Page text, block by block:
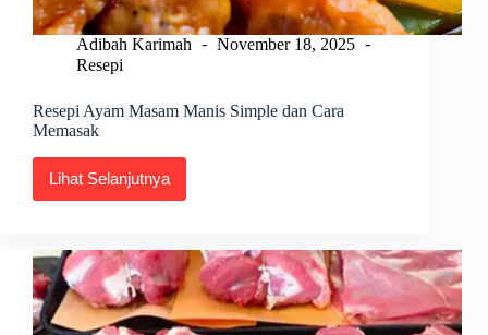
Adibah Karimah
November 18, 2025
Resepi
Resepi Ayam Masam Manis Simple dan Cara
Memasak
Lihat Selanjutnya
Resepi
Ayam
Simple
dan
Cara
Memasak